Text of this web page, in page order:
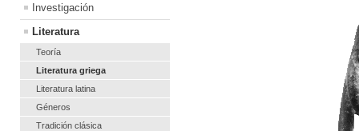
Investigación
Literatura
Teoría
Literatura griega
Literatura latina
Géneros
Tradición clásica